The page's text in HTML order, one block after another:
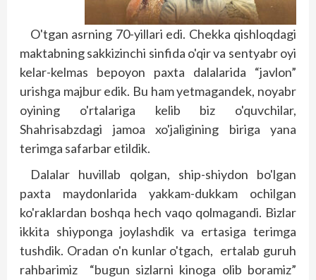
O'tgan asrning 70-yillari edi. Chekka qishloqdagi
maktabning sakkizinchi sinfida o'qir va sentyabr oyi
kelar-kelmas bepoyon paxta dalalarida “javlon”
urishga majbur edik. Bu ham yetmagandek, noyabr
oyining o'rtalariga kelib biz o'quvchilar,
Shahrisabzdagi jamoa xo'jaligining biriga yana
terimga safarbar etildik.
Dalalar huvillab qolgan, ship-shiydon bo'lgan
paxta maydonlarida yakkam-dukkam ochilgan
ko'raklardan boshqa hech vaqo qolmagandi. Bizlar
ikkita shiyponga joylashdik va ertasiga terimga
tushdik. Oradan o'n kunlar o'tgach, ertalab guruh
rahbarimiz “bugun sizlarni kinoga olib boramiz”